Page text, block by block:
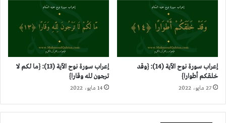
إعراب سورة نوح الآية (14): {وقد
خلقكم أطوارا}
27 مايو، 2022
إعراب سورة نوح الآية (13): {ما لكم لا
ترجون لله وقارا}
14 مايو، 2022